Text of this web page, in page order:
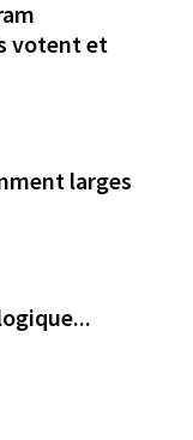
votent et
larges